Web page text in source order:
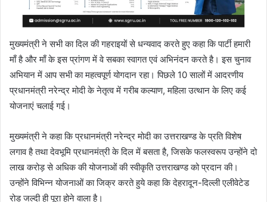
मुख्यमंत्री ने सभी का दिल की गहराइयों से धन्यवाद करते हुए कहा कि पार्टी हमारी
माँ है और माँ के इस प्रांगण में वे सबका स्वागत एवं अभिनंदन करते है। इस चुनाव
अभियान में आप सभी का महत्वपूर्ण योगदान रहा। पिछले 10 सालों में आदरणीय
प्रधानमंत्री नरेन्द्र मोदी के नेतृत्व में गरीब कल्याण, महिला उत्थान के लिए कई
योजनाएं चलाई गई।
मुख्यमंत्री ने कहा कि प्रधानमंत्री नरेन्द्र मोदी का उत्तराखण्ड के प्रति विशेष
लगाव है तथा देवभूमि प्रधानमंत्री के दिल में बसता है, जिसके फलस्वरूप उन्होंने दो
लाख करोड़ से अधिक की योजनाओं की स्वीकृति उत्तराखण्ड को प्रदान की।
उन्होंने विभिन्न योजनाओं का जिक्र करते हुये कहा कि देहरादून-दिल्ली एलीवेटेड
रोड जल्दी ही पूरा होने वाला है।